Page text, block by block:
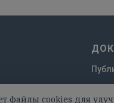
файлы cookies для